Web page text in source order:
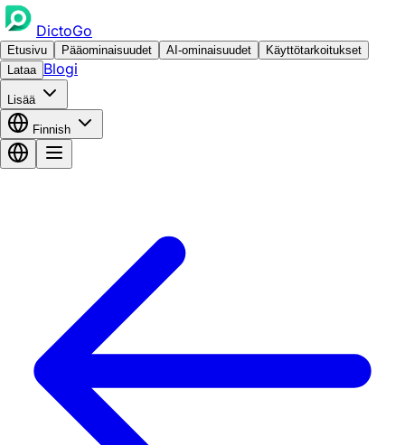
DictoGo
Etusivu Pääominaisuudet AI-ominaisuudet
Käyttötarkoitukset
Lataa Blogi
Lisää
Finnish